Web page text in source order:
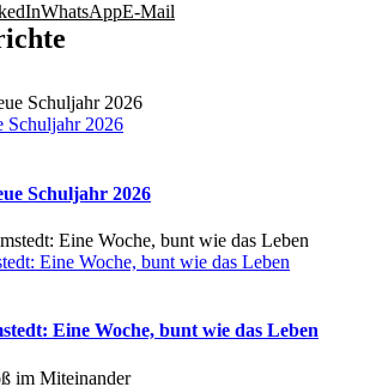
WhatsAppE-Mail
Schuljahr 2026
Schuljahr 2026
Eine Woche, bunt wie das Leben
Eine Woche, bunt wie das Leben